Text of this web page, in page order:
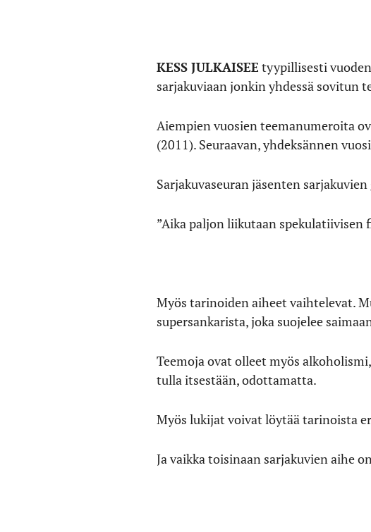
KESS JULKAISEE tyypillisesti
sarjakuviaan jonkin yhdessä sovitun
Aiempien vuosien teemanumeroita
(2011). Seuraavan, yhdeksännen
Sarjakuvaseuran jäsenten
”Aika paljon liikutaan spekulatiivisen
Myös tarinoiden aiheet vaihtelevat.
supersankarista, joka suojelee
Teemoja ovat olleet myös
tulla itsestään, odottamatta.
Myös lukijat voivat löytää tarinoista
Ja vaikka toisinaan sarjakuvien aihe